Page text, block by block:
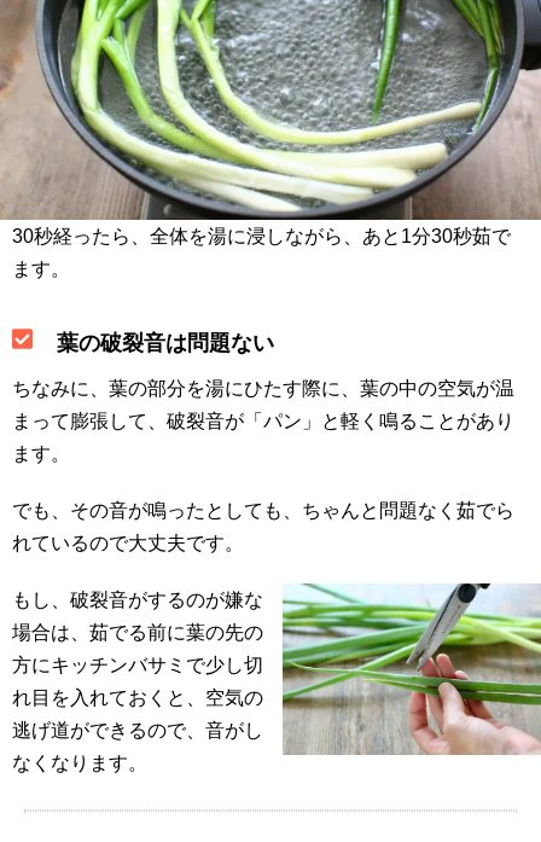
30秒経ったら、全体を湯に浸しながら、あと1分30秒茹で
ます。
葉の破裂音は問題ない
ちなみに、葉の部分を湯にひたす際に、葉の中の空気が温
まって膨張して、破裂音が「パン」と軽く鳴ることがあり
ます。
でも、その音が鳴ったとしても、ちゃんと問題なく茹でら
れているので大丈夫です。
もし、破裂音がするのが嫌な
場合は、茹でる前に葉の先の
方にキッチンバサミで少し切
れ目を入れておくと、空気の
逃げ道ができるので、音がし
なくなります。